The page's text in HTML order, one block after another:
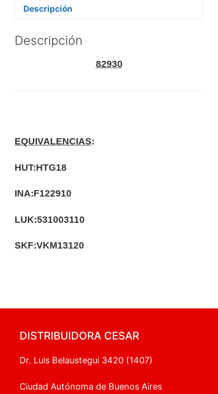
Descripción
Descripción
82930
EQUIVALENCIAS:
HUT:HTG18
INA:F122910
LUK:531003110
SKF:VKM13120
DISTRIBUIDORA CESAR
Dr. Luis Belaustegui 3420 (1407)
Ciudad Autónoma de Buenos Aires